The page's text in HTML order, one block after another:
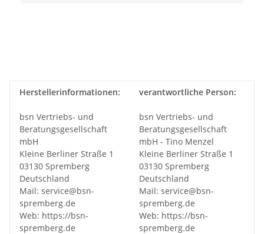
Herstellerinformationen:
bsn Vertriebs- und
Beratungsgesellschaft
mbH
Kleine Berliner Straße 1
03130 Spremberg
Deutschland
Mail: service@bsn-
spremberg.de
Web: https://bsn-
spremberg.de
verantwortliche Person:
bsn Vertriebs- und
Beratungsgesellschaft
mbH - Tino Menzel
Kleine Berliner Straße 1
03130 Spremberg
Deutschland
Mail: service@bsn-
spremberg.de
Web: https://bsn-
spremberg.de